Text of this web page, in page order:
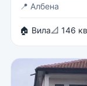
📍 Албена
🏠 Вила📐 146